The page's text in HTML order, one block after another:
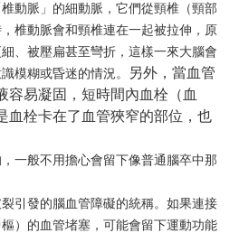
動脈」的細動脈，它們從頸椎（頸部
椎動脈會和頸椎連在一起被拉伸，原
、被壓扁甚至彎折，這樣一來大腦會
模糊或昏迷的情況。
另外，當血管
容易凝固，短時間內血栓（血
血栓卡在了血管狹窄的部位，也
一般不用擔心會留下像普通腦卒中那
引發的腦血管障礙的統稱。如果連接
）的血管堵塞，可能會留下運動功能